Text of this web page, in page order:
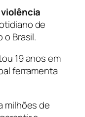
de
o Brasil.
19 anos em
ferramenta
milhões de